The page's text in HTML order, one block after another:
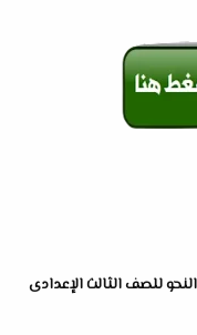
للصف الثالث الإعدادى